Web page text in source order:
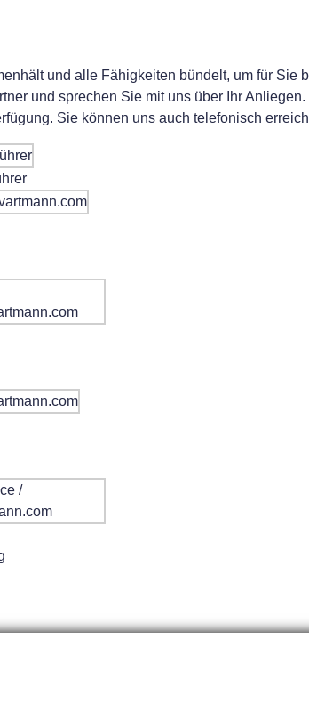
und alle Fähigkeiten bündelt, um für Sie
und sprechen Sie mit uns über Ihr
Sie können uns auch telefonisch
Vartmann international GmbH